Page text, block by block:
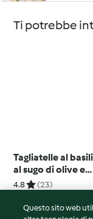
Ti potrebbe
Tagliatelle al
al sugo di olive e
pomodori
4.8 (23)
Questo sito web